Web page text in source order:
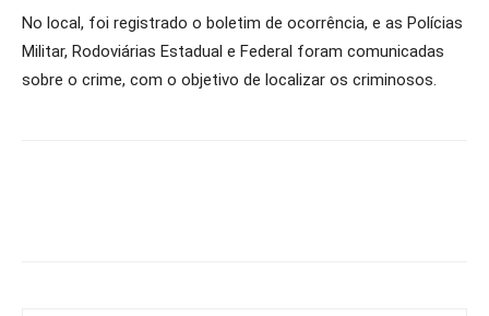
No local, foi registrado o boletim de ocorrência, e as Polícias
Militar, Rodoviárias Estadual e Federal foram comunicadas
sobre o crime, com o objetivo de localizar os criminosos.